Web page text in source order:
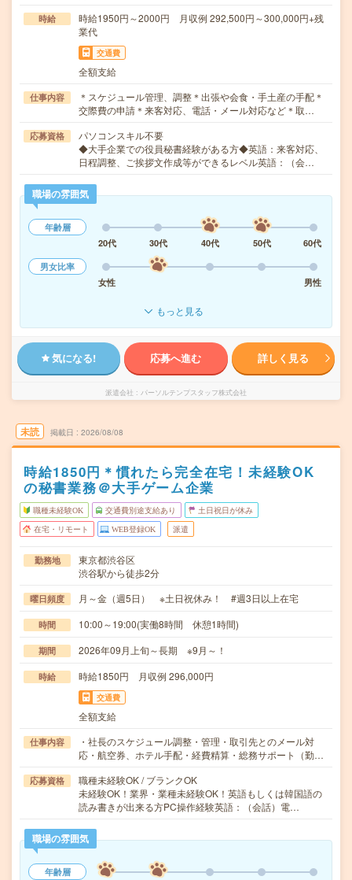
時給
時給1950円～2000円 月収例 292,500円～300,000円+残
業代
交通費
全額支給
仕事内容
＊スケジュール管理、調整＊出張や会食・手土産の手配＊
交際費の申請＊来客対応、電話・メール対応など＊取…
応募資格
パソコンスキル不要
◆大手企業での役員秘書経験がある方◆英語：来客対応、
日程調整、ご挨拶文作成等ができるレベル英語：（会…
職場の雰囲気
年齢層
20代
30代 40代 50代
60代
男女比率
女性
男性
もっと見る
気になる! 応募へ進む 詳しく見る
派遣会社 パーソルテンプスタッフ株式会社
未読 掲載日 2026/08/08
時給1850円＊慣れたら完全在宅！未経験OK
の秘書業務＠大手ゲーム企業
職種未経験OK 交通費別途支給あり 土日祝日が休み
在宅・リモート WEB登録OK 派遣
勤務地
東京都渋谷区
渋谷駅から徒歩2分
曜日頻度 月～金（週5日） ※土日祝休み！ #週3日以上在宅
時間 10:00～19:00(実働8時間 休憩1時間)
期間 2026年09月上旬～長期 ※9月～！
時給 時給1850円 月収例 296,000円
交通費
全額支給
仕事内容
・社長のスケジュール調整・管理・取引先とのメール対
応・航空券、ホテル手配・経費精算・総務サポート（勤…
応募資格
職種未経験OK / ブランクOK
未経験OK！業界・業種未経験OK！英語もしくは韓国語の
読み書きが出来る方PC操作経験英語：（会話）電…
職場の雰囲気
年齢層